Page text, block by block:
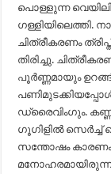
പൊള്ളുന്ന
ഗള്ളിയിലെത്തി.
ചിത്രീകരണം
തിരിച്ചു.
പൂർണ്ണമായും
ഡ്രൈവിംഗും.
ഗൂഗിളിൽ സെർച്ച്
സന്തോഷം